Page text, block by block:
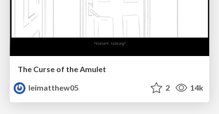
The Curse of the Amulet
leimatthew05
2 14k